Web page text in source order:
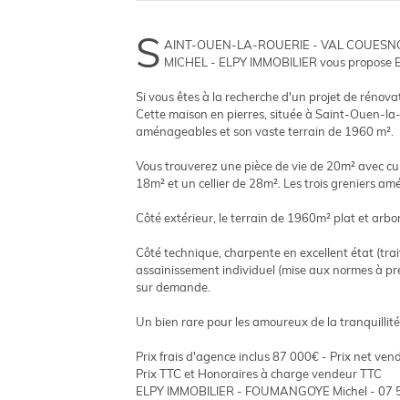
S AINT-OUEN-LA-ROUERIE - VAL
MICHEL - ELPY IMMOBILIER vous
Si vous êtes à la recherche d'un projet de
Cette maison en pierres, située à Saint-Ouen-
aménageables et son vaste terrain de 1960 m².
Vous trouverez une pièce de vie de 20m² avec
18m² et un cellier de 28m². Les trois greniers
Côté extérieur, le terrain de 1960m² plat et
Côté technique, charpente en excellent état
assainissement individuel (mise aux normes à
sur demande.
Un bien rare pour les amoureux de la
Prix frais d'agence inclus 87 000€ - Prix net
Prix TTC et Honoraires à charge vendeur TTC
ELPY IMMOBILIER - FOUMANGOYE Michel -